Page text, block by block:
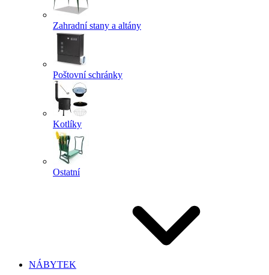
Zahradní stany a altány
Poštovní schránky
Kotlíky
Ostatní
NÁBYTEK